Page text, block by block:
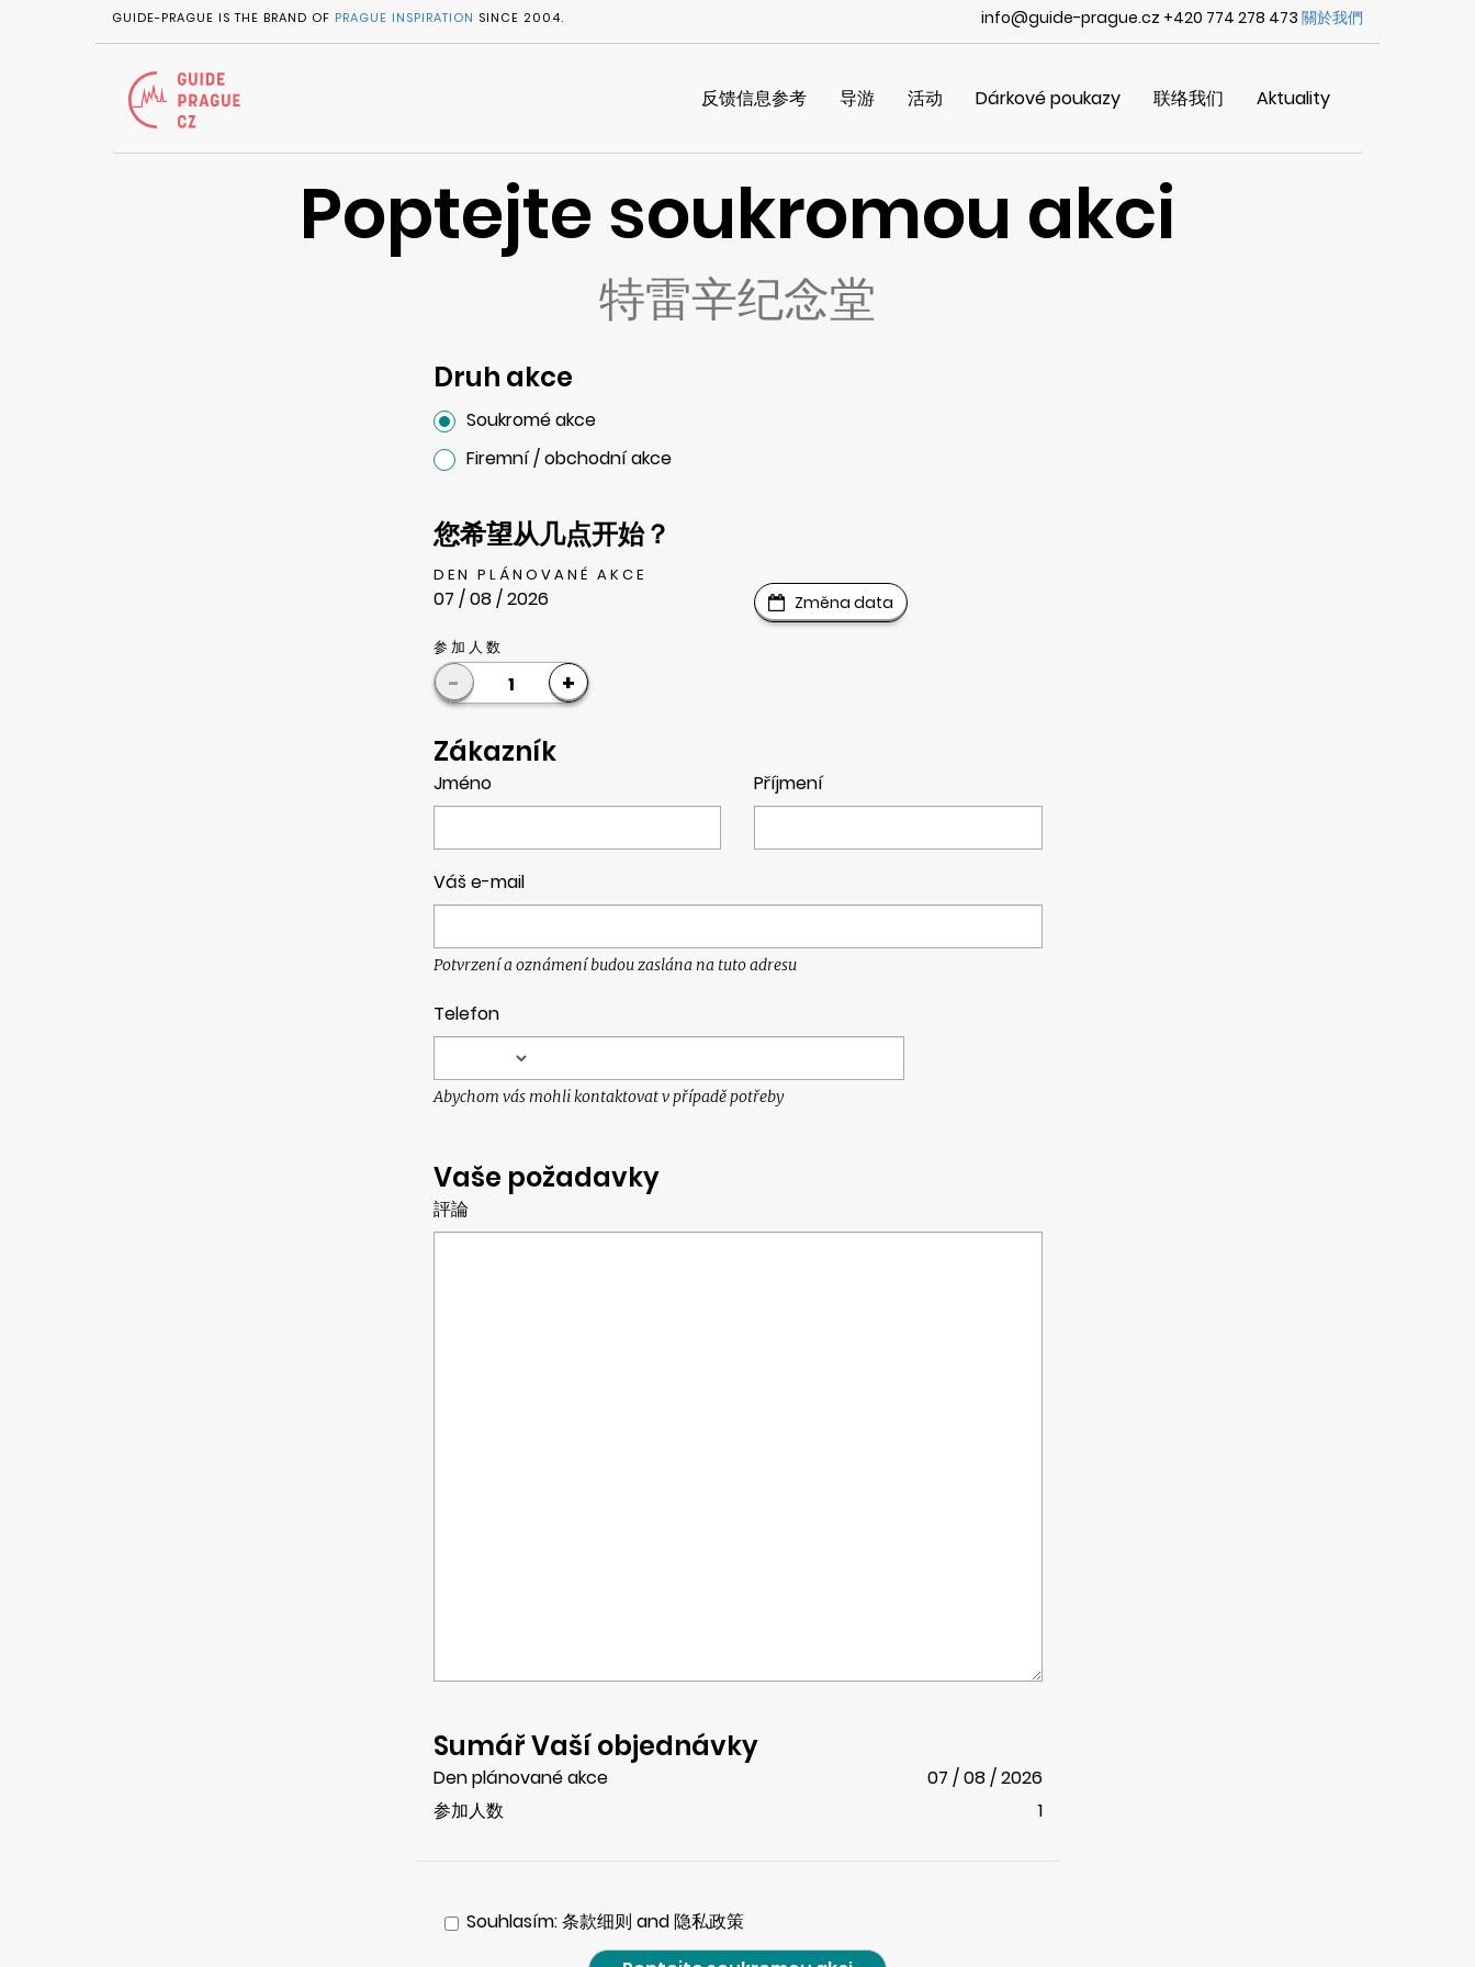
GUIDE-PRAGUE IS THE BRAND OF PRAGUE INSPIRATION SINCE 2004. info@guide-prague.cz +420 774 278 473 關於我們
反馈信息参考 导游 活动 Dárkové poukazy 联络我们 Aktuality
Poptejte soukromou akci
特雷辛纪念堂
Druh akce
Soukromé akce
Firemní / obchodní akce
您希望从几点开始？
DEN PLÁNOVANÉ AKCE
07 / 08 / 2026 Změna data
参加人数
- 1 +
Zákazník
Jméno Příjmení
Váš e-mail
Potvrzení a oznámení budou zaslána na tuto adresu
Telefon
Abychom vás mohli kontaktovat v případě potřeby
Vaše požadavky
評論
Sumář Vaší objednávky
Den plánované akce
07 / 08 / 2026
参加人数
1
Souhlasím: 条款细则 and 隐私政策